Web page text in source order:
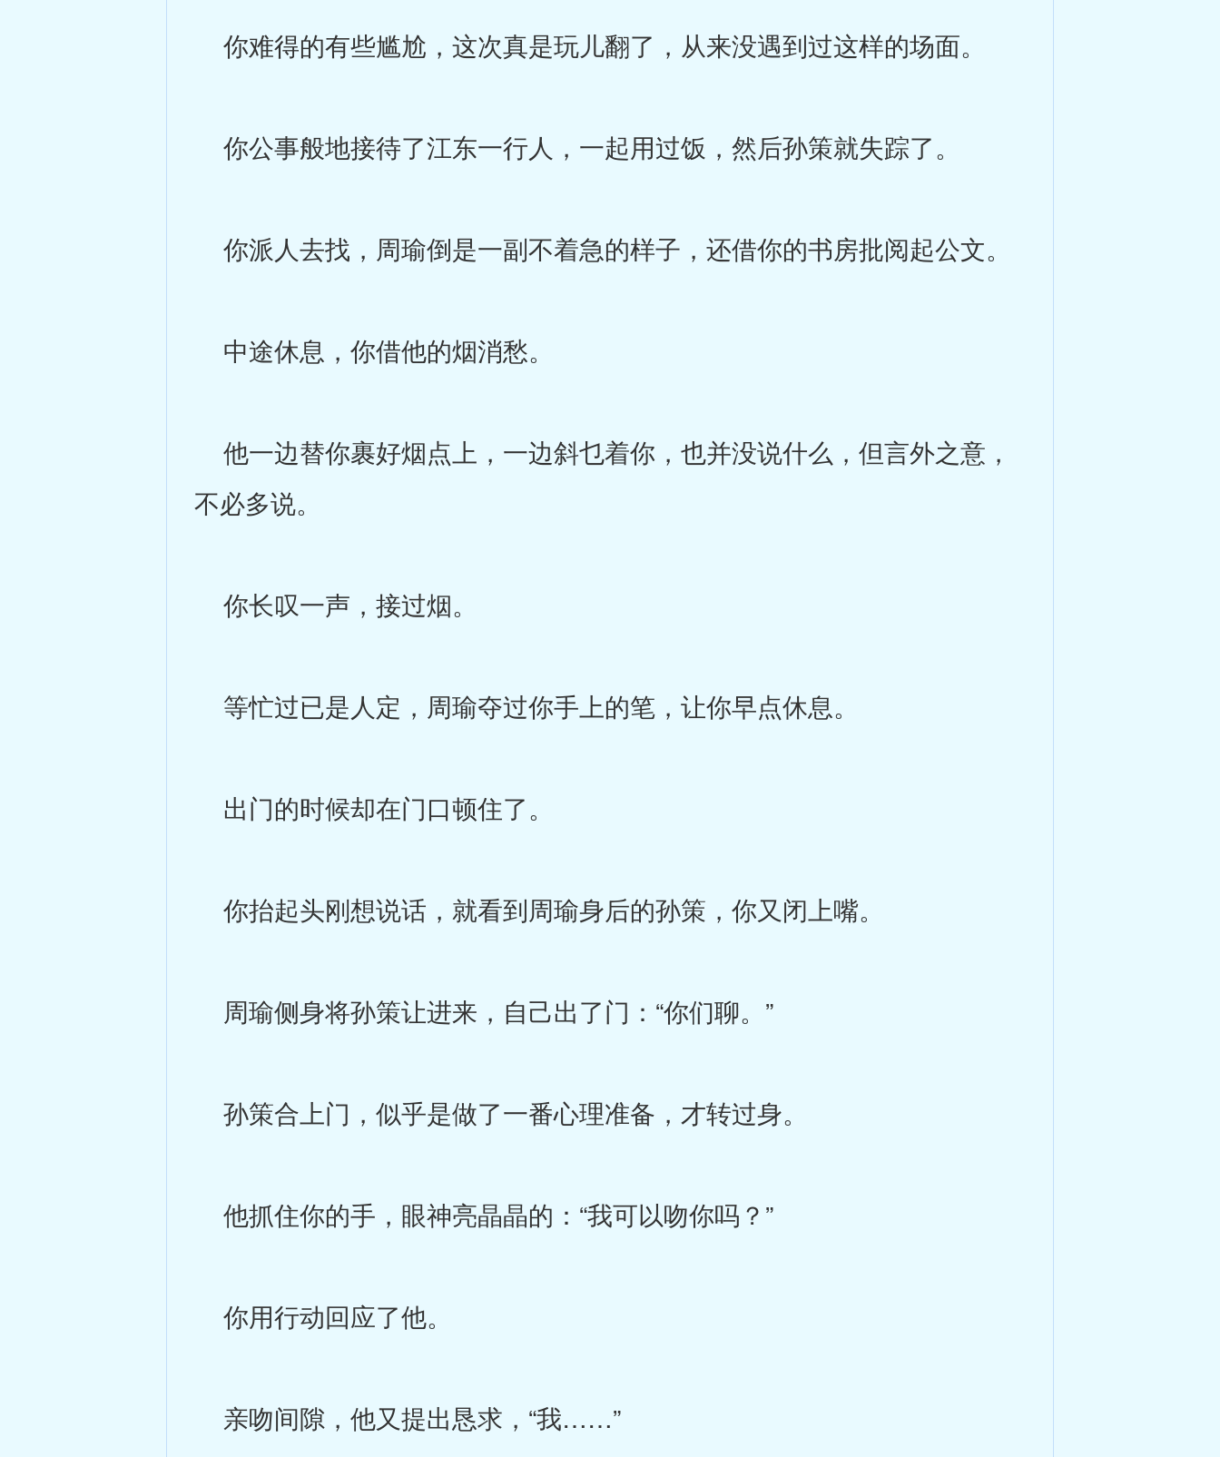
你难得的有些尴尬，这次真是玩儿翻了，从来没遇到过这样的场面。
你公事般地接待了江东一行人，一起用过饭，然后孙策就失踪了。
你派人去找，周瑜倒是一副不着急的样子，还借你的书房批阅起公文。
中途休息，你借他的烟消愁。
他一边替你裹好烟点上，一边斜乜着你，也并没说什么，但言外之意，
不必多说。
你长叹一声，接过烟。
等忙过已是人定，周瑜夺过你手上的笔，让你早点休息。
出门的时候却在门口顿住了。
你抬起头刚想说话，就看到周瑜身后的孙策，你又闭上嘴。
周瑜侧身将孙策让进来，自己出了门：“你们聊。”
孙策合上门，似乎是做了一番心理准备，才转过身。
他抓住你的手，眼神亮晶晶的：“我可以吻你吗？”
你用行动回应了他。
亲吻间隙，他又提出恳求，“我……”